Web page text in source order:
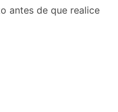
antes de que realice